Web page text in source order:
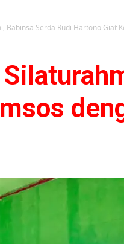
Babinsa Serda Rudi Hartono Giat